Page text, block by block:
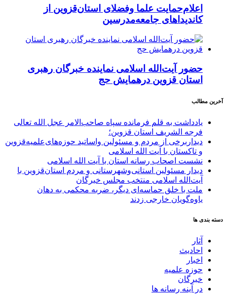
اعلام‌حمایت علما وفضلای استان‌قزوین از
کاندیداهای جامعه‌مدرسین
حضور آیت‌الله اسلامی نماینده خبرگان رهبری
استان قزوین درهمایش حج
آخرین مطالب
یادداشت به قلم فرمانده سپاه صاحب‌الامر عجل الله تعالی
فرجه الشریف استان قزوین؛
دیداربرخی از مردم و مسئولین واساتید حوزه‌های‌علمیه‌قزوین
و تاکستان با آیت الله اسلامی
نشست اصحاب رسانه استان با آیت الله اسلامی
دیدار مسئولین استانی‌وشهرستانی و مردم‌ استان‌قزوین با
آیت‌الله‌ اسلامی منتخب مجلس‌ خبرگان
ملت با خلق حماسه‌ای دیگر، ضربه محکمی به دهان
یاوه‌گویان خارجی زدند
دسته بندی ها
آثار
احادیث
اخبار
حوزه علمیه
خبرگان
در آینه رسانه ها